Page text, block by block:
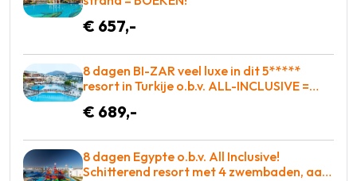
€ 657,-
8 dagen BI-ZAR veel luxe in dit 5*****
resort in Turkije o.b.v. ALL-INCLUSIVE =
€ 689,-
8 dagen Egypte o.b.v. All Inclusive!
Schitterend resort met 4 zwembaden, aan